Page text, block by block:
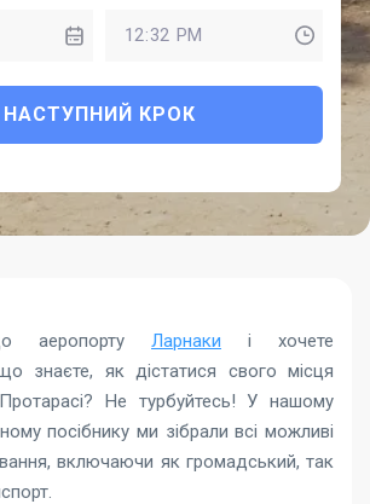
НАСТУПНИЙ КРОК
аеропорту Ларнаки і хочете
знаєте, як дістатися свого місця
Не турбуйтесь! У нашому
посібнику ми зібрали всі можливі
включаючи як громадський, так